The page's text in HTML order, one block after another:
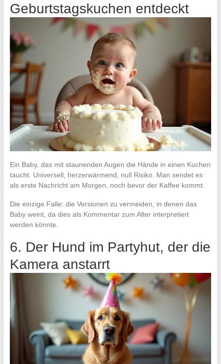
Geburtstagskuchen entdeckt
Ein Baby, das mit staunenden Augen die Hände in einen Kuchen
taucht. Universell, herzerwärmend, null Risiko. Man sendet es
als erste Nachricht am Morgen, noch bevor der Kaffee kommt.
Die einzige Falle: die Versionen zu vermeiden, in denen das
Baby weint, da dies als Kommentar zum Alter interpretiert
werden könnte.
6. Der Hund im Partyhut, der die
Kamera anstarrt